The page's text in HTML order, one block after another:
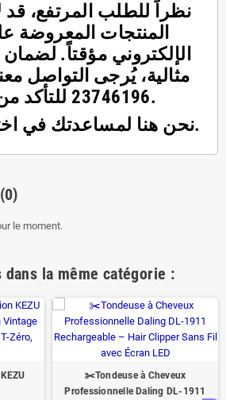
نظراً للطلب المرتفع، قد
المنتجات المعروضة
الإلكتروني مؤقتاً.
مثالية، يُرجى التواصل
23746196 للتأكد من توفرها.
نحن هنا لمساعدتك في اختيار ما يناسبك.
(0)
le moment.
la même catégorie :
✂️Tondeuse à Cheveux
Professionnelle Daling DL-1911